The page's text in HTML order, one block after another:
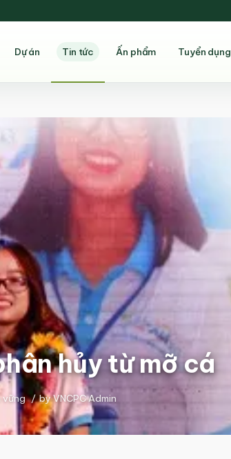
Dự án Tin tức Ấn phẩm Tuyển dụng
hủy từ mỡ cá
vững / byVNCPC Admin